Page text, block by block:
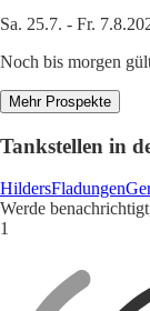
Sa. 25.7. - Fr.
Noch bis morgen
Mehr Prospekte
Tankstellen in
HildersFladungen
Werde